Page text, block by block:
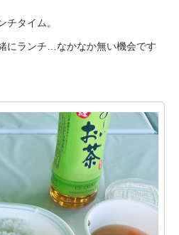
チタイム。
にランチ…なかなか無い機会です